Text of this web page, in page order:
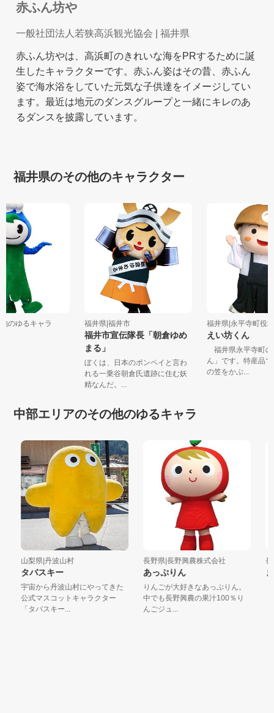
赤ふん坊や
一般社団法人若狭高浜観光協会 | 福井県
赤ふん坊やは、高浜町のきれいな海をPRするために誕
生したキャラクターです。赤ふん姿はその昔、赤ふん
姿で海水浴をしていた元気な子供達をイメージしてい
ます。最近は地元のダンスグループと一緒にキレのあ
るダンスを披露しています。
福井県のその他のキャラクター
他のゆるキャラ 福井県|福井市
福井市宣伝隊長「朝倉ゆめ
まる」
ぼくは、日本のポンペイと言わ
れる一乗谷朝倉氏遺跡に住む妖
精なんだ。...
福井県|永平寺町
えい坊くん
福井県永平寺町
ん」です。特産品
の笠をかぶ...
中部エリアのその他のゆるキャラ
山梨県|丹波山村
タバスキー
宇宙から丹波山村にやってきた
公式マスコットキャラクター
「タバスキー...
長野県|長野興農株式会社
あっぷりん
りんごが大好きなあっぷりん。
中でも長野興農の果汁100％り
んごジュ...
長
ま